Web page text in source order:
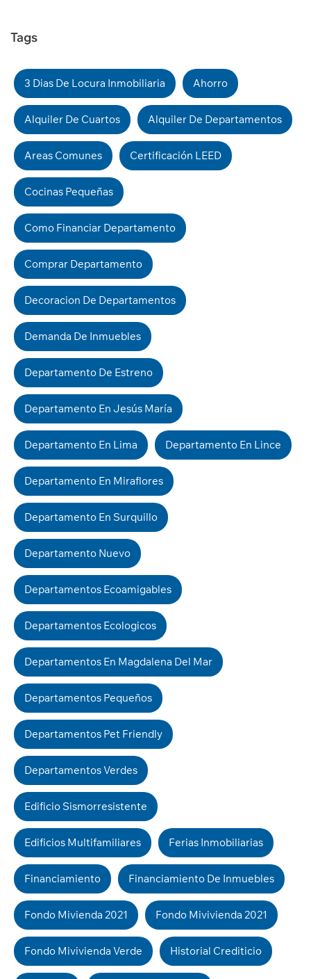
Tags
3 Dias De Locura Inmobiliaria Ahorro
Alquiler De Cuartos Alquiler De Departamentos
Areas Comunes Certificación LEED
Cocinas Pequeñas
Como Financiar Departamento
Comprar Departamento
Decoracion De Departamentos
Demanda De Inmuebles
Departamento De Estreno
Departamento En Jesús María
Departamento En Lima Departamento En Lince
Departamento En Miraflores
Departamento En Surquillo
Departamento Nuevo
Departamentos Ecoamigables
Departamentos Ecologicos
Departamentos En Magdalena Del Mar
Departamentos Pequeños
Departamentos Pet Friendly
Departamentos Verdes
Edificio Sismorresistente
Edificios Multifamiliares Ferias Inmobiliarias
Financiamiento Financiamiento De Inmuebles
Fondo Mivienda 2021 Fondo Mivivienda 2021
Fondo Mivivienda Verde Historial Crediticio